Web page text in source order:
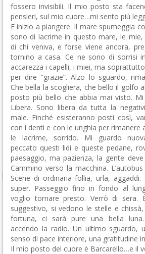
fossero invisibili. Il mio posto sta
pensieri, sul mio cuore…mi sento più
E inizio a piangere. Il mare spumeggia
sono di lacrime in questo mare, le
di chi veniva, e forse viene ancora,
tornino a casa. Ce ne sono di sorrisi
accarezza i capelli, i miei, ma
per dire “grazie”. Alzo lo sguardo,
Che bella la scogliera, che bello il golfo
posto più bello che abbia mai visto.
Libera. Sono libera da tutta la
male. Finché esisteranno posti così,
con i denti e con le unghia per rimanere
le lacrime, sorrido. Mi guardo
peccato questi lidi e queste pedane,
paesaggio, ma pazienza, la gente
Cammino verso la macchina.
Scene di ordinaria follia, urla,
super. Passeggio fino in fondo al
voglio tornare presto. Verrò di sera.
suggestivo, si vedono le stelle e
fortuna, ci sarà pure una bella
accendo la radio. Un ultimo sguardo,
senso di pace interiore, una gratitudine
Il mio posto del cuore è Barcarello…e il